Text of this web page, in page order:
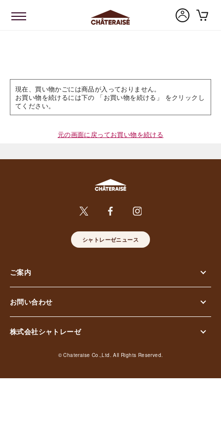
現在、買い物かごには商品が入っておりません。
お買い物を続けるには下の 「お買い物を続ける」 をクリックし
てください。
元の画面に戻ってお買い物を続ける
シャトレーゼニュース
ご案内
お問い合わせ
株式会社シャトレーゼ
© Chateraise Co.,Ltd. All Rights Reserved.